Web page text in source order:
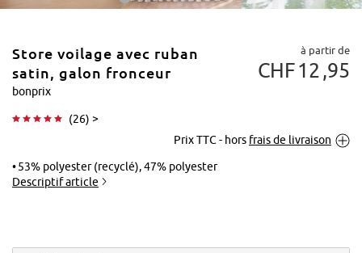
agrandir
Store voilage avec ruban
satin, galon fronceur
bonprix
(26) >
à partir de
CHF12 95
Prix TTC - hors frais de livraison
53% polyester (recyclé), 47% polyester
Descriptif article